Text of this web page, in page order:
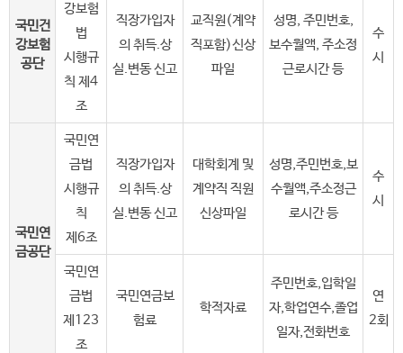
국민건
강보험
공단
강보험
법
시행규
칙 제4
조
직장가입자
의 취득.상
실.변동 신고
교직원(계약
직포함)신상
파일
성명, 주민번호,
보수월액, 주소정
근로시간 등
수
시
국민연
금공단
국민연
금법
시행규
칙
제6조
직장가입자
의 취득.상
실.변동 신고
대학회계 및
계약직 직원
신상파일
성명,주민번호,보
수월액,주소정근
로시간 등
수
시
국민연
금법
제123
조
국민연금보
험료
학적자료
주민번호,입학일
자,학업연수,졸업
일자,전화번호
연
2회